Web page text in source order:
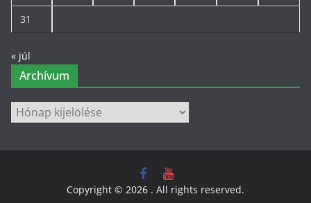
31
« júl
Archívum
Archívum
Copyright © 2026 . All rights reserved.